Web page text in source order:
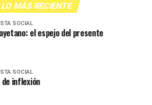
LO MÁS RECIENTE
SOCIAL
el espejo del presente
SOCIAL
inflexión